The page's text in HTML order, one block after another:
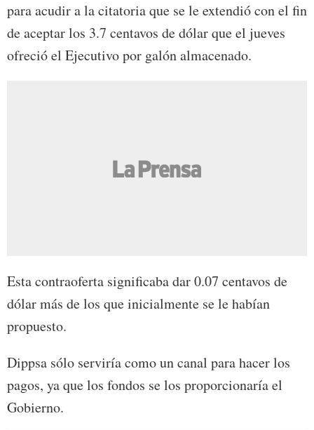
para acudir a la citatoria que se le extendió con el fin
de aceptar los 3.7 centavos de dólar que el jueves
ofreció el Ejecutivo por galón almacenado.
Esta contraoferta significaba dar 0.07 centavos de
dólar más de los que inicialmente se le habían
propuesto.
Dippsa sólo serviría como un canal para hacer los
pagos, ya que los fondos se los proporcionaría el
Gobierno.